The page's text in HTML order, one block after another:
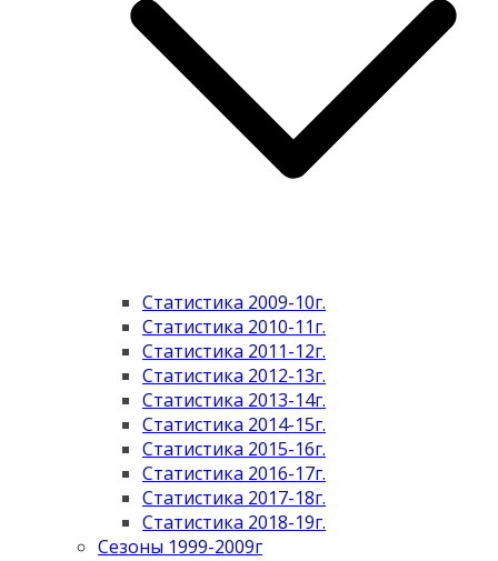
Статистика 2009-10г.
Статистика 2010-11г.
Статистика 2011-12г.
Статистика 2012-13г.
Статистика 2013-14г.
Статистика 2014-15г.
Статистика 2015-16г.
Статистика 2016-17г.
Статистика 2017-18г.
Статистика 2018-19г.
Сезоны 1999-2009г